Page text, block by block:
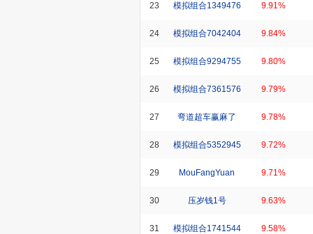
23 模拟组合1349476 9.91%
24 模拟组合7042404 9.84%
25 模拟组合9294755 9.80%
26 模拟组合7361576 9.79%
27 弯道超车赢麻了 9.78%
28 模拟组合5352945 9.72%
29 MouFangYuan 9.71%
30 压岁钱1号 9.63%
31 模拟组合1741544 9.58%